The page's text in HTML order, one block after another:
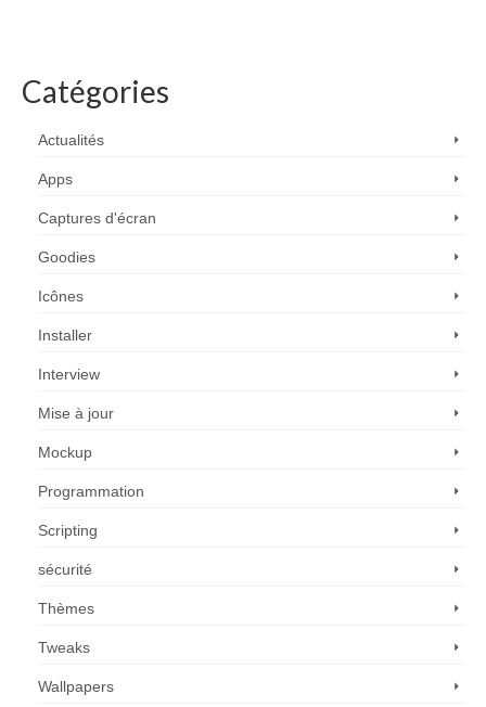
Catégories
Actualités
Apps
Captures d'écran
Goodies
Icônes
Installer
Interview
Mise à jour
Mockup
Programmation
Scripting
sécurité
Thèmes
Tweaks
Wallpapers